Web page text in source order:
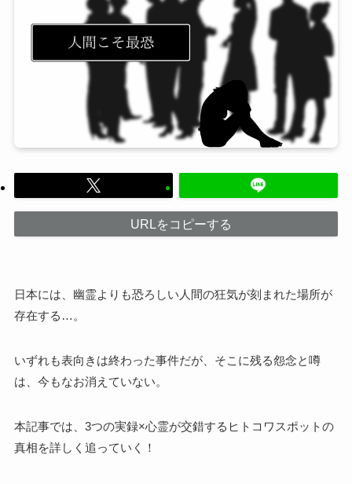
URLをコピーする
日本には、幽霊よりも恐ろしい人間の狂気が刻まれた場所が
存在する…。
いずれも表向きは終わった事件だが、そこに残る怨念と噂
は、今もなお消えていない。
本記事では、3つの実録×心霊が交錯するヒトコワスポットの
真相を詳しく追っていく！